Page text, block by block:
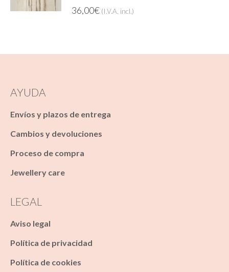
36,00€ (I.V.A. incl.)
AYUDA
Envíos y plazos de entrega
Cambios y devoluciones
Proceso de compra
Jewellery care
LEGAL
Aviso legal
Política de privacidad
Política de cookies